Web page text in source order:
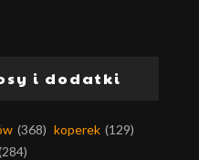
i dodatki
(368) koperek (129)